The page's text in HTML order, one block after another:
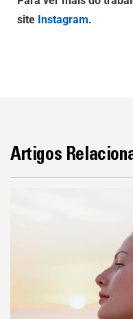
site Instagram.
Artigos